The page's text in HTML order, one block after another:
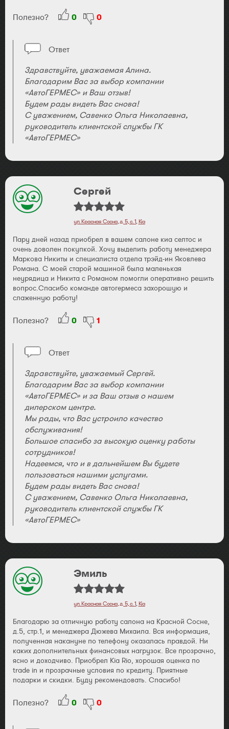
Полезно? 0 0
Ответ
Здравствуйте, уважаемая Алина.
Благодарим Вас за выбор компании
«АвтоГЕРМЕС» и Ваш отзыв!
Будем рады видеть Вас снова!
С уважением, Савенко Ольга Николаевна,
руководитель клиентской службы ГК
«АвтоГЕРМЕС»
Сергей
ул. Красная Сосна, д. 5, с. 1,Kia
Пару дней назад приобрел в вашем салоне киа селтос и
очень доволен покупкой. Хочу выделить работу менеджера
Маркова Никиты и специалиста отдела трэйд-ин Яковлева
Романа. С моей старой машиной была маленькая
неурядица и Никита с Романом помогли оперативно решить
вопрос.Спасибо команде автогермеса захорошую и
слаженную работу!
Полезно? 0 1
Ответ
Здравствуйте, уважаемый Сергей.
Благодарим Вас за выбор компании
«АвтоГЕРМЕС» и за Ваш отзыв о нашем
дилерском центре.
Мы рады, что Вас устроило качество
обслуживания!
Большое спасибо за высокую оценку работы
сотрудников!
Надеемся, что и в дальнейшем Вы будете
пользоваться нашими услугами.
Будем рады видеть Вас снова!
С уважением, Савенко Ольга Николаевна,
руководитель клиентской службы ГК
«АвтоГЕРМЕС»
Эмиль
ул. Красная Сосна, д. 5, с. 1,Kia
Благодарю за отличную работу салона на Красной Сосне,
д.5, стр.1, и менеджера Дюжева Михаила. Вся информация,
полученная накануне по телефону оказалась правдой. Ни
каких дополнительных финансовых нагрузок. Все прозрачно,
ясно и доходчиво. Приобрел Kia Rio, хорошая оценка по
trade in и прозрачные условия по кредиту. Приятные
подарки и скидки. Буду рекомендовать. Спасибо!
Полезно? 0 0